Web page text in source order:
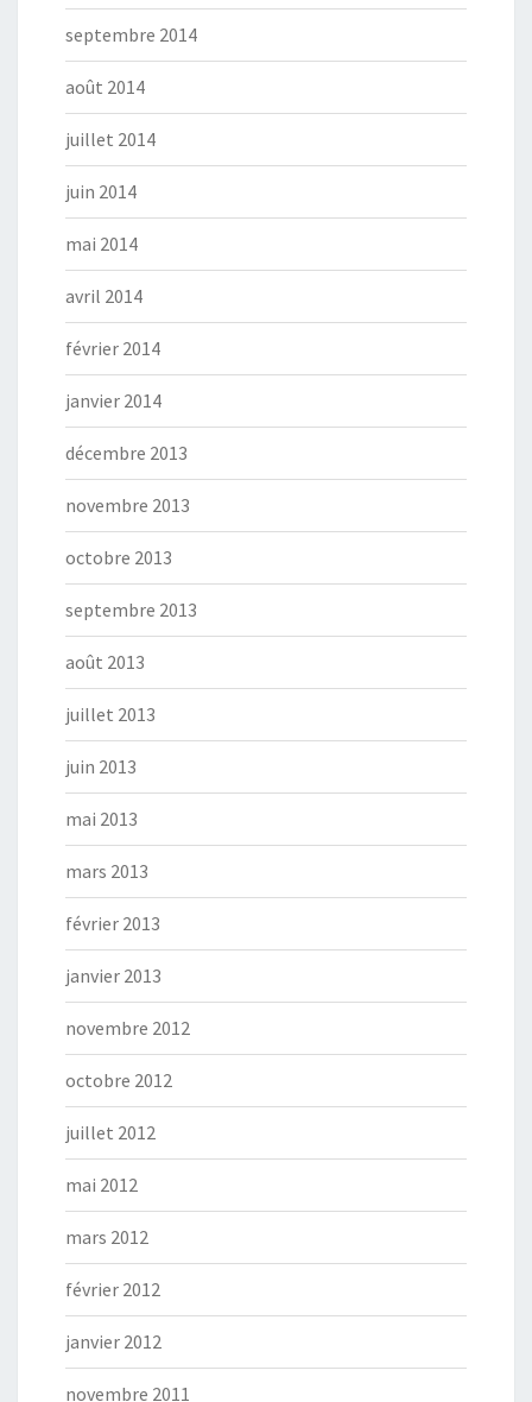
septembre 2014
août 2014
juillet 2014
juin 2014
mai 2014
avril 2014
février 2014
janvier 2014
décembre 2013
novembre 2013
octobre 2013
septembre 2013
août 2013
juillet 2013
juin 2013
mai 2013
mars 2013
février 2013
janvier 2013
novembre 2012
octobre 2012
juillet 2012
mai 2012
mars 2012
février 2012
janvier 2012
novembre 2011